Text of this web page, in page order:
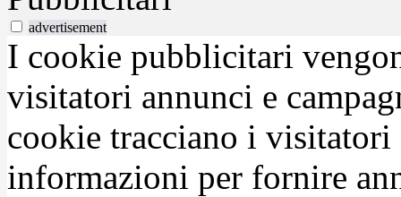
advertisement
I cookie pubblicitari
visitatori annunci e
cookie tracciano i visitatori
informazioni per fornire